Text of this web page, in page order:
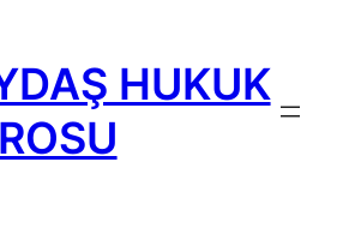
HUKUK